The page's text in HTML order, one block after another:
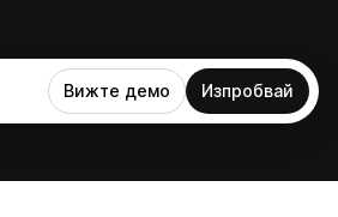
Вижте демо Изпробвай